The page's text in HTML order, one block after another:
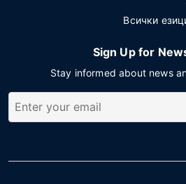
Всички
Sign Up for
Stay informed about news